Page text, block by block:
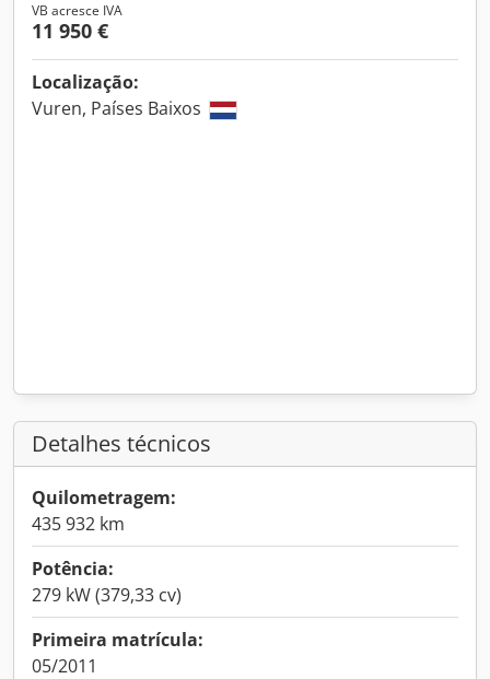
VB acresce IVA
11 950 €
Localização:
Vuren, Países Baixos
Detalhes técnicos
Quilometragem:
435 932 km
Potência:
279 kW (379,33 cv)
Primeira matrícula:
05/2011